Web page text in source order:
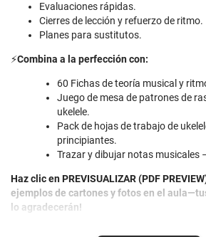
Evaluaciones rápidas.
Cierres de lección y refuerzo de ritmo.
Planes para sustitutos.
⚡Combina a la perfección con:
60 Fichas de teoría musical y
Juego de mesa de patrones de
ukelele.
Pack de hojas de trabajo de
principiantes.
Trazar y dibujar notas musicales
Haz clic en PREVISUALIZAR (PDF
ejemplos de cartones y fotos en el
lo agradecerán!